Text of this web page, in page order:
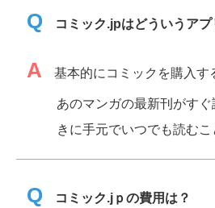
Q コミック.jpはどういうアプ
A 基本的にコミックを購入す
あのマンガの最新刊がす
きに手元でいつでも読むこ
Q コミック.jｐの費用は？